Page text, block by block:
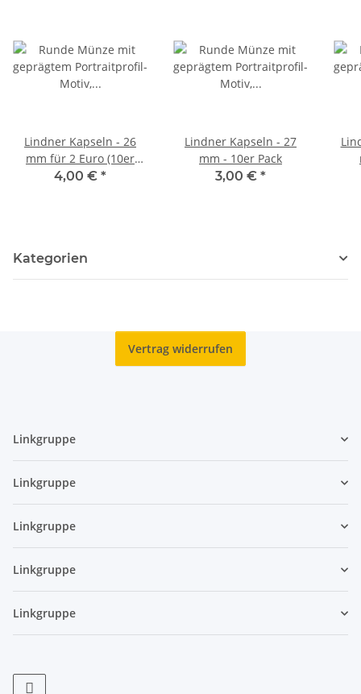
Lindner Kapseln - 26
mm für 2 Euro (10er
Pack)
4,00 € *
Lindner Kapseln - 27
mm - 10er Pack
3,00 € *
Kategorien
Vertrag widerrufen
Linkgruppe
Linkgruppe
Linkgruppe
Linkgruppe
Linkgruppe